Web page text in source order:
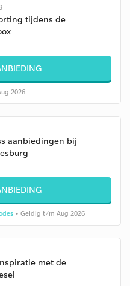
tijdens de
2026
aanbiedingen bij
• Geldig t/m Aug 2026
met de